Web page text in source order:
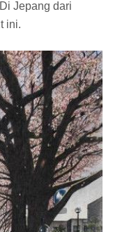
Jepang dari
ini.